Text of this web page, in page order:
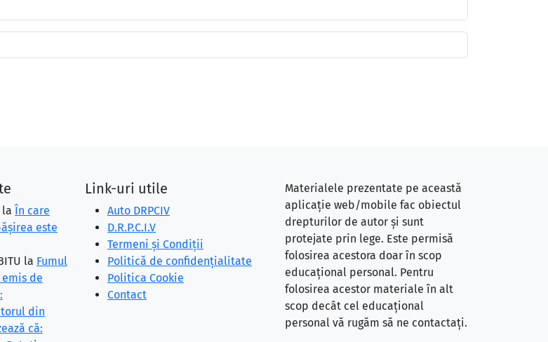
la În care
este
la Fumul
de
din
că:
Link-uri utile
Auto DRPCIV
D.R.P.C.I.V
Termeni și Condiții
Politică de confidențialitate
Politica Cookie
Contact
Materialele prezentate pe această
aplicație web/mobile fac obiectul
drepturilor de autor și sunt
protejate prin lege. Este permisă
folosirea acestora doar în scop
educațional personal. Pentru
folosirea acestor materiale în alt
scop decât cel educațional
personal vă rugăm să ne contactați.